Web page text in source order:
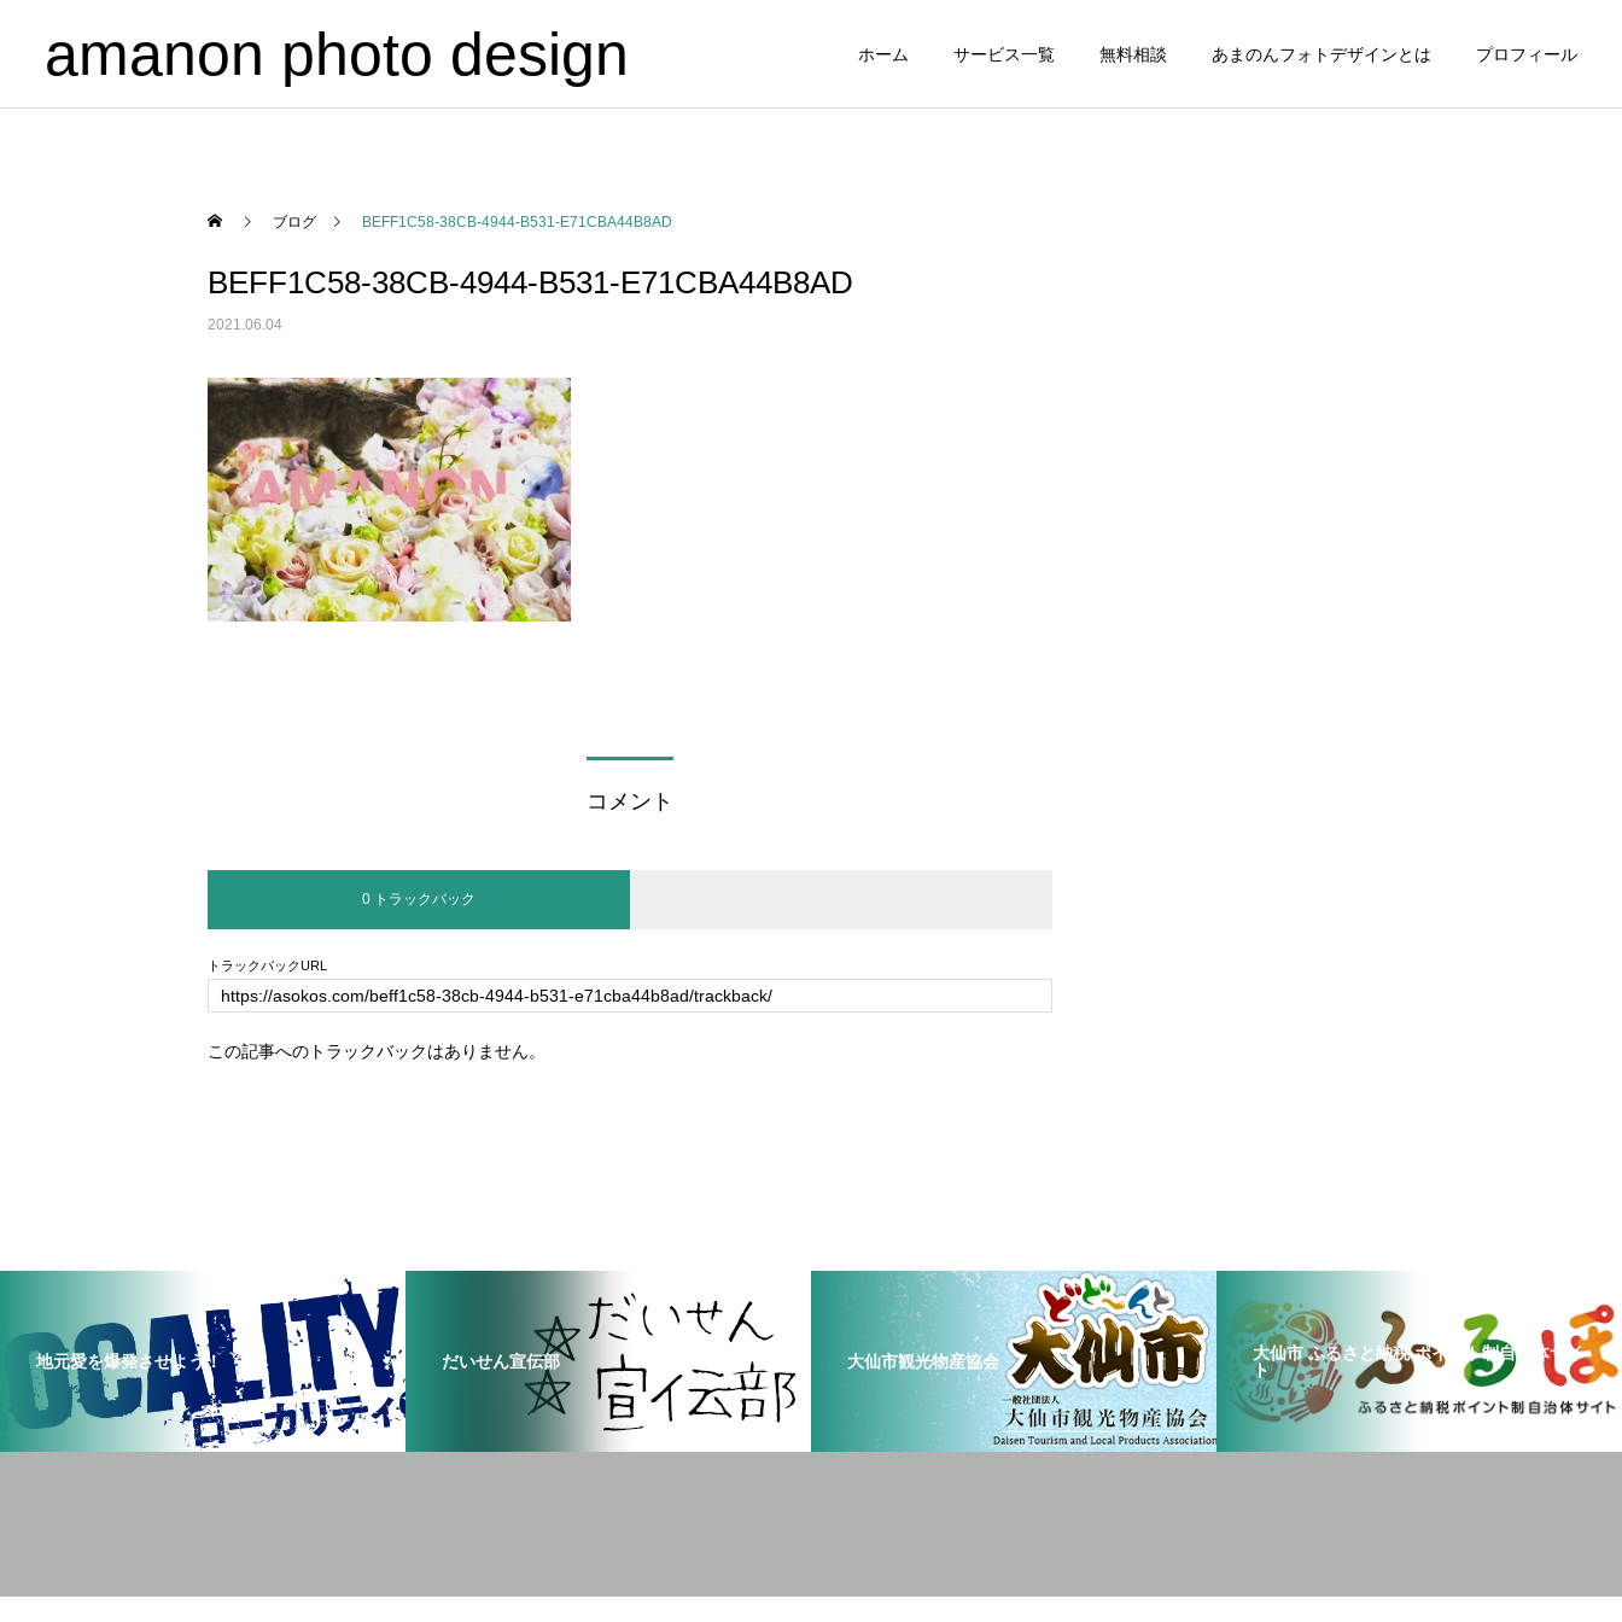
amanon photo design ホーム サービス一覧 無料相談 あまのんフォトデザインとは プロフィール
ブログ BEFF1C58-38CB-4944-B531-E71CBA44B8AD
BEFF1C58-38CB-4944-B531-E71CBA44B8AD
2021.06.04
コメント
0 トラックバック
トラックバックURL
この記事へのトラックバックはありません。
地元愛を爆発させよう！ だいせん宣伝部 大仙市観光物産協会
大仙市 ふるさと納税 ポイント制自治体サイ
ト